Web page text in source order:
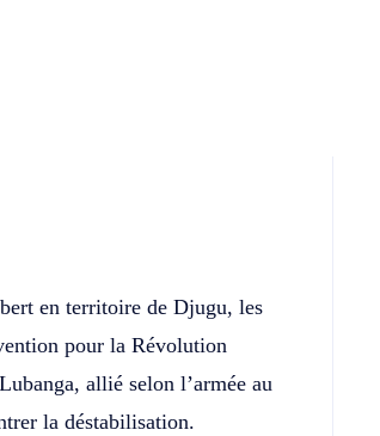
en territoire de Djugu, les
pour la Révolution
allié selon l’armée au
la déstabilisation.